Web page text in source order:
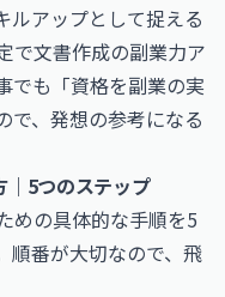
ルアップとして捉える
で文書作成の副業力ア
でも「資格を副業の実
で、発想の参考になる
｜5つのステップ
めの具体的な手順を5
順番が大切なので、飛